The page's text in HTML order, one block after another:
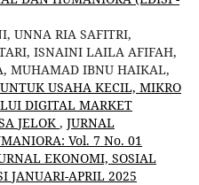
UNNA RIA SAFITRI,
ISNAINI LAILA AFIFAH,
MUHAMAD IBNU HAIKAL,
USAHA KECIL, MIKRO
DIGITAL MARKET
JELOK , JURNAL
Vol. 7 No. 01
EKONOMI, SOSIAL
JANUARI-APRIL 2025